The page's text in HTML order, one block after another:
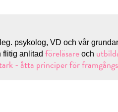
psykolog, VD och vår
flitig anlitad föreläsare och
- åtta principer för